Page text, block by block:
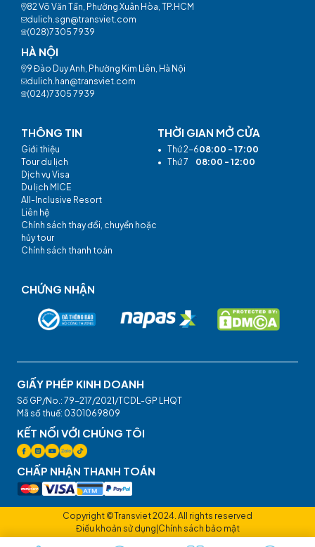
82 Võ Văn Tần, Phường Xuân Hòa, TP.HCM
dulich.sgn@transviet.com
(028)7305 7939
HÀ NỘI
9 Đào Duy Anh, Phường Kim Liên, Hà Nội
dulich.han@transviet.com
(024)7305 7939
THÔNG TIN
Giới thiệu
Tour du lịch
Dịch vụ Visa
Du lịch MICE
All-Inclusive Resort
Liên hệ
Chính sách thay đổi, chuyển hoặc
hủy tour
Chính sách thanh toán
THỜI GIAN MỞ CỬA
• Thứ 2-608:00 - 17:00
• Thứ 7 08:00 - 12:00
CHỨNG NHẬN
GIẤY PHÉP KINH DOANH
Số GP/No.: 79-217/2021/TCDL-GP LHQT
Mã số thuế: 0301069809
KẾT NỐI VỚI CHÚNG TÔI
CHẤP NHẬN THANH TOÁN
Copyright ©Transviet 2024. All rights reserved
Điều khoản sử dụng|Chính sách bảo mật